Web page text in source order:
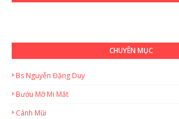
CHUYÊN MỤC
Bs Nguyễn Đặng Duy
Bướu Mỡ Mi Mắt
Cánh Mũi